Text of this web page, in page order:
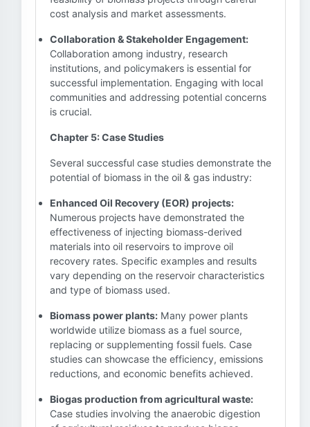
cost analysis and market assessments.
Collaboration & Stakeholder Engagement:
Collaboration among industry, research
institutions, and policymakers is essential for
successful implementation. Engaging with local
communities and addressing potential concerns
is crucial.
Chapter 5: Case Studies
Several successful case studies demonstrate the
potential of biomass in the oil & gas industry:
Enhanced Oil Recovery (EOR) projects:
Numerous projects have demonstrated the
effectiveness of injecting biomass-derived
materials into oil reservoirs to improve oil
recovery rates. Specific examples and results
vary depending on the reservoir characteristics
and type of biomass used.
Biomass power plants: Many power plants
worldwide utilize biomass as a fuel source,
replacing or supplementing fossil fuels. Case
studies can showcase the efficiency, emissions
reductions, and economic benefits achieved.
Biogas production from agricultural waste:
Case studies involving the anaerobic digestion